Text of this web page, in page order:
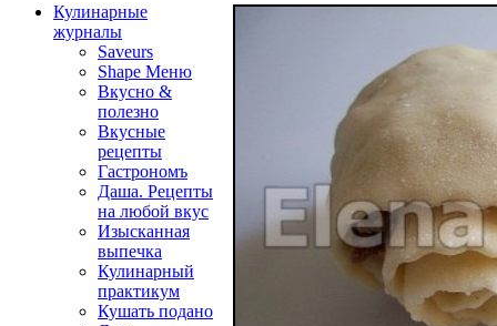
Кулинарные
журналы
Saveurs
Shape Меню
Вкусно &
полезно
Вкусные
рецепты
Гастрономъ
Даша. Рецепты
на любой вкус
Изысканная
выпечка
Кулинарный
практикум
Кушать подано